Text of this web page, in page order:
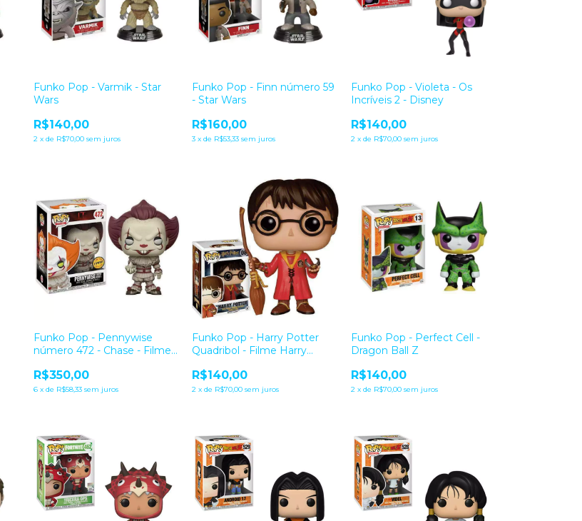
Funko Pop - Varmik - Star
Wars
R$140,00
2 x de R$70,00 sem juros
Funko Pop - Finn número 59
- Star Wars
R$160,00
3 xde R$53,33 sem juros
Funko Pop - Violeta - Os
Incríveis 2 - Disney
R$140,00
2 x de R$70,00 sem juros
Funko Pop - Pennywise
número 472 - Chase - Filme
R$350,00
6 x de R$58,33 sem juros
Funko Pop - Harry Potter
Quadribol - Filme Harry
R$140,00
2 xde R$70,00 sem juros
Funko Pop - Perfect Cell -
Dragon Ball Z
R$140,00
2 x de R$70,00 sem juros